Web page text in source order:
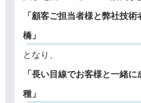
「顧客ご担当者様と弊社技
橋」
となり、
「長い目線でお客様と一緒
種」